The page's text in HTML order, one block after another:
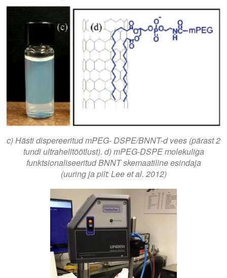
c) Hästi dispereeritud mPEG- DSPE/BNNT-d vees (pärast 2
tundi ultrahelitöötlust). d) mPEG-DSPE molekuliga
funktsionaliseeritud BNNT skemaatiline esindaja
(uuring ja pilt: Lee et al. 2012)